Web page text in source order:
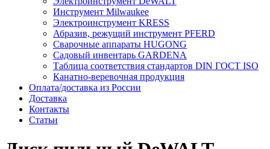
Инструмент Milwaukee
Электроинструмент KRESS
Абразив, режущий инструмент PFERD
Сварочные аппараты HUGONG
Садовый инвентарь GARDENA
Таблица соответствия стандартов DIN ГОСТ ISO
Канатно-веревочная продукция
Оплата/доставка из России
Доставка
Контакты
Статьи